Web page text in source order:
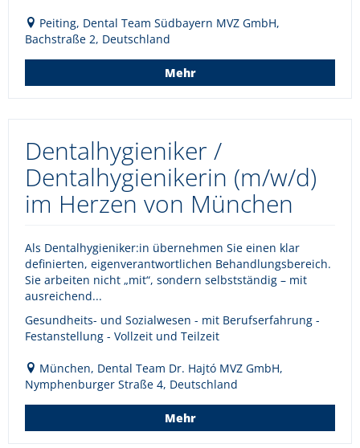
Peiting, Dental Team Südbayern MVZ GmbH,
Bachstraße 2, Deutschland
Mehr
Dentalhygieniker /
Dentalhygienikerin (m/w/d)
im Herzen von München
Als Dentalhygieniker:in übernehmen Sie einen klar
definierten, eigenverantwortlichen Behandlungsbereich.
Sie arbeiten nicht „mit“, sondern selbstständig – mit
ausreichend...
Gesundheits- und Sozialwesen - mit Berufserfahrung -
Festanstellung - Vollzeit und Teilzeit
München, Dental Team Dr. Hajtó MVZ GmbH,
Nymphenburger Straße 4, Deutschland
Mehr